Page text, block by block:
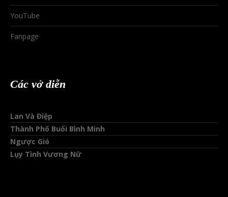
YouTube
Fanpage
Các vở diễn
Lan Và Điệp
Thành Phố Buổi Bình Minh
Ngược Gió
Lụy Tình Vương Nữ